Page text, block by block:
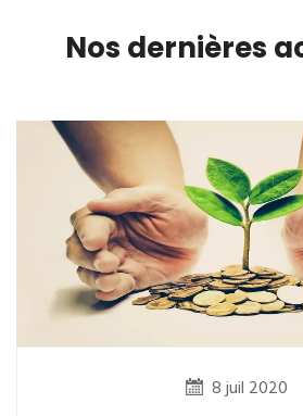
Nos dernières
8 juil 2020